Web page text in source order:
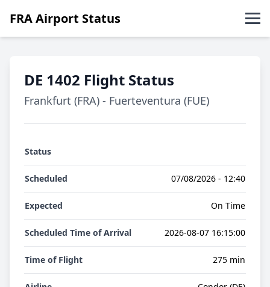
FRA Airport Status
Ankünfte
DE 1402 Flight Status
Frankfurt (FRA) - Fuerteventura (FUE)
Status
Scheduled 07/08/2026 - 12:40
Expected On Time
Scheduled Time of Arrival 2026-08-07 16:15:00
Time of Flight 275 min